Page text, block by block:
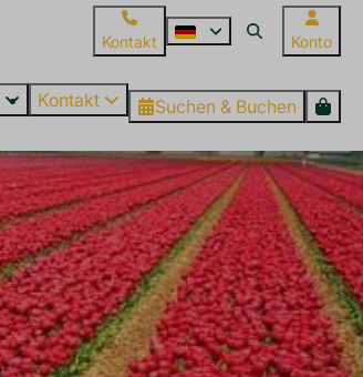
Kontakt Konto
Kontakt Suchen & Buchen